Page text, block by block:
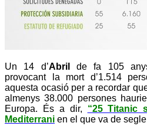
Un 14 d’Abril
de fa 105
provocant la mort d’1.514
aquesta ocasió per a recordar
almenys 38.000 persones
Europa. És a dir, “25 Titanic
Mediterrani en el que va de